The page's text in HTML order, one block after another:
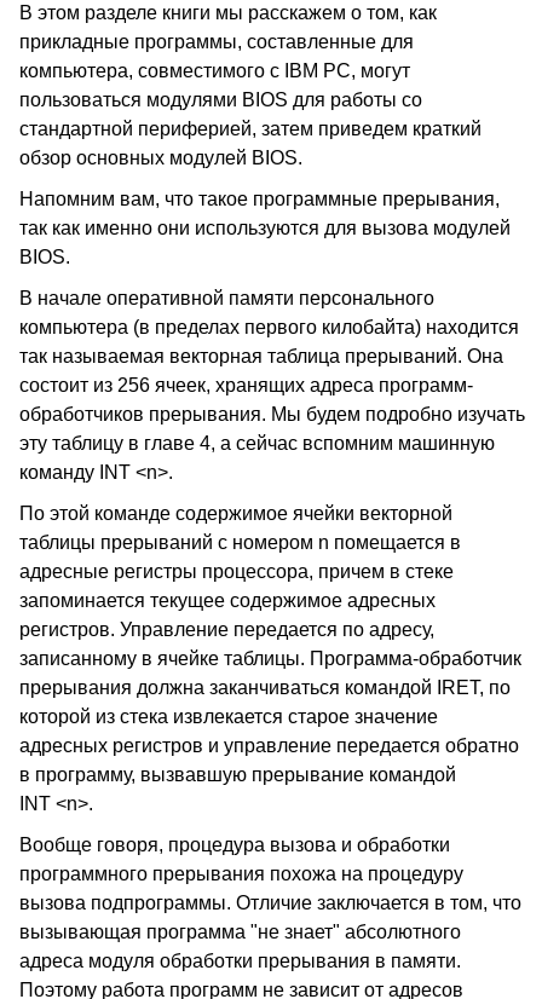
В этом разделе книги мы расскажем о том, как
прикладные программы, составленные для
компьютера, совместимого с IBM PC, могут
пользоваться модулями BIOS для работы со
стандартной периферией, затем приведем краткий
обзор основных модулей BIOS.
Напомним вам, что такое программные прерывания,
так как именно они используются для вызова модулей
BIOS.
В начале оперативной памяти персонального
компьютера (в пределах первого килобайта) находится
так называемая векторная таблица прерываний. Она
состоит из 256 ячеек, хранящих адреса программ-
обработчиков прерывания. Мы будем подробно изучать
эту таблицу в главе 4, а сейчас вспомним машинную
команду INT <n>.
По этой команде содержимое ячейки векторной
таблицы прерываний с номером n помещается в
адресные регистры процессора, причем в стеке
запоминается текущее содержимое адресных
регистров. Управление передается по адресу,
записанному в ячейке таблицы. Программа-обработчик
прерывания должна заканчиваться командой IRET, по
которой из стека извлекается старое значение
адресных регистров и управление передается обратно
в программу, вызвавшую прерывание командой
INT <n>.
Вообще говоря, процедура вызова и обработки
программного прерывания похожа на процедуру
вызова подпрограммы. Отличие заключается в том, что
вызывающая программа "не знает" абсолютного
адреса модуля обработки прерывания в памяти.
Поэтому работа программ не зависит от адресов